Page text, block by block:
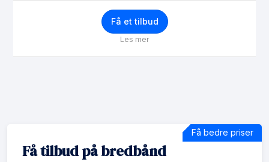
Få et tilbud
Les mer
Få tilbud på bredbånd
Få bedre priser